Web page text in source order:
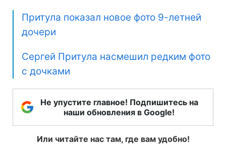
Притула показал новое фото 9-летней
дочери
Сергей Притула насмешил редким фото
с дочками
Не упустите главное! Подпишитесь на
наши обновления в Google!
Или читайте нас там, где вам удобно!